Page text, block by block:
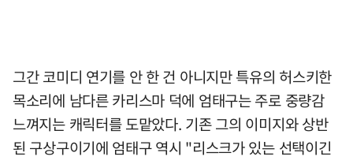
그간 코미디 연기를 안 한 건 아니지만 특유의 허스키한
목소리에 남다른 카리스마 덕에 엄태구는 주로 중량감
느껴지는 캐릭터를 도맡았다. 기존 그의 이미지와 상반
된 구상구이기에 엄태구 역시 "리스크가 있는 선택이긴